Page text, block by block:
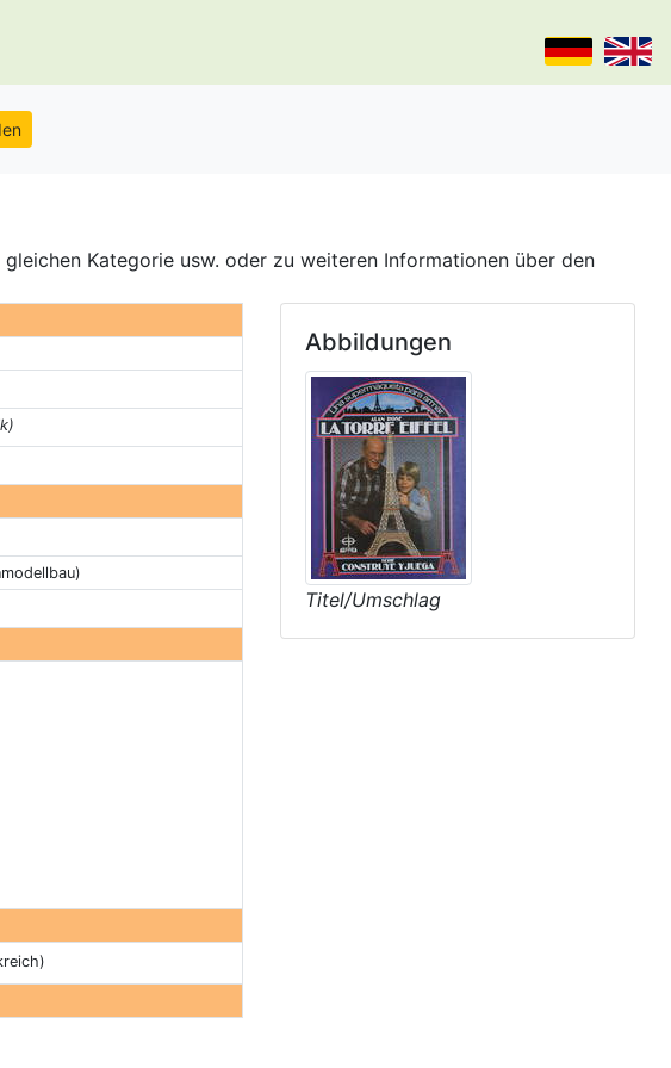
Kategorie usw. oder zu weiteren Informationen über den
Abbildungen
Titel/Umschlag